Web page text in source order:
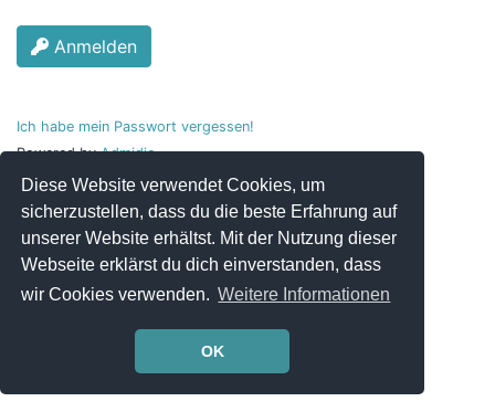
Diese Website verwendet Cookies, um
sicherzustellen, dass du die beste Erfahrung auf
unserer Website erhältst. Mit der Nutzung dieser
Webseite erklärst du dich einverstanden, dass
wir Cookies verwenden. Weitere Informationen
OK
Anmelden
Ich habe mein Passwort vergessen!
Powered byAdmidio
© 2004 - 2022